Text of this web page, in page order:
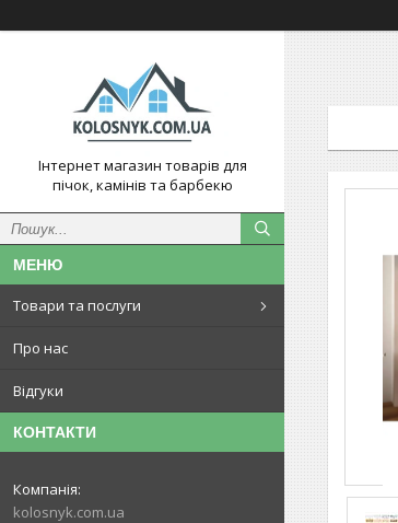
Інтернет магазин товарів для
пічок, камінів та барбекю
Товари та послуги
Про нас
Відгуки
КОНТАКТИ
kolosnyk.com.ua